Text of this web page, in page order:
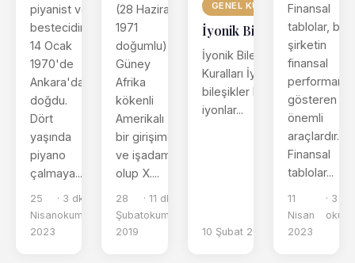
piyanist ve
bestecidir.
14 Ocak
1970'de
Ankara'da
doğdu.
Dört
yaşında
piyano
çalmaya...
25
Nisan
2023
· 3 dk
okuma
(28 Haziran
1971
doğumlu),
Güney
Afrika
kökenli
Amerikalı
bir girişimci
ve işadamı
olup X....
28
Şubat
2019
· 11 dk
okuma
GENEL KÜLTÜR
İyonik Bileşikler
İyonik Bileşikleri Adlandırma
Kuralları İyonik
bileşikler katyonlardan
iyonlar...
10 Şubat 2019 · 5 dk okuma
Finansal
tablolar, bir
şirketin
finansal
gösteren
önemli
araçlardır.
Finansal
tablolar...
11
Nisan
2023
· 3 dk